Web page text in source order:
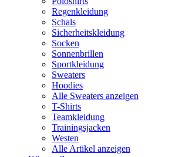
Regenkleidung
Schals
Sicherheitskleidung
Socken
Sonnenbrillen
Sportkleidung
Sweaters
Hoodies
Alle Sweaters anzeigen
T-Shirts
Teamkleidung
Trainingsjacken
Westen
Alle Artikel anzeigen